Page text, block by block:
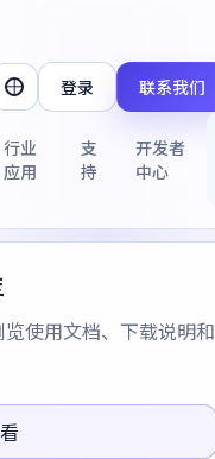
行业
应用
支
持
开发者
中心
登录 联系我们
使用文档、下载说明和